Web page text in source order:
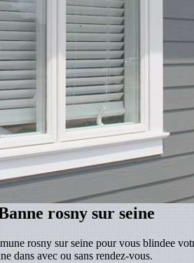
rosny sur seine
rosny sur seine pour vous blindee
dans avec ou sans rendez-vous.